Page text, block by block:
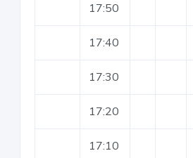
17:50
17:40
17:30
17:20
17:10